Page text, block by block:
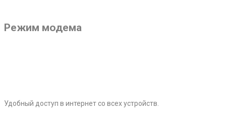
Режим модема
Удобный доступ в интернет со всех устройств.